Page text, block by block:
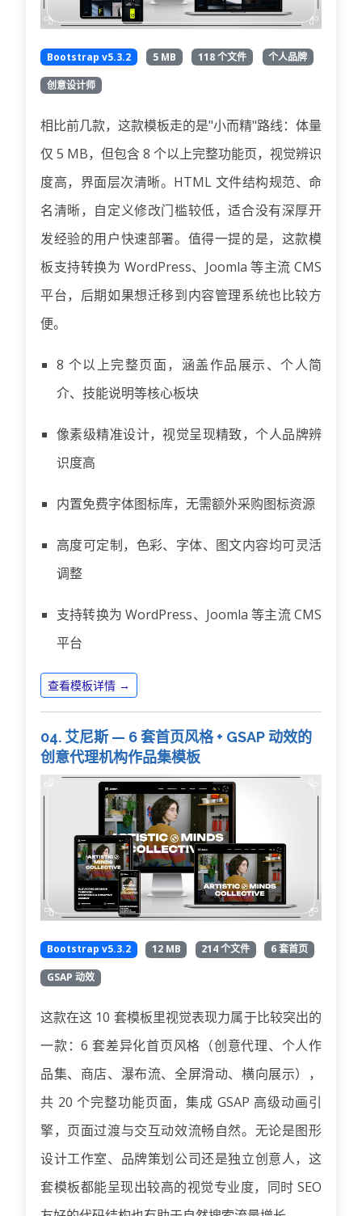
Bootstrap v5.3.2 5 MB 118 个文件 个人品牌
创意设计师
相比前几款，这款模板走的是"小而精"路线：体量
仅 5 MB，但包含 8 个以上完整功能页，视觉辨识
度高，界面层次清晰。HTML 文件结构规范、命
名清晰，自定义修改门槛较低，适合没有深厚开
发经验的用户快速部署。值得一提的是，这款模
板支持转换为 WordPress、Joomla 等主流 CMS
平台，后期如果想迁移到内容管理系统也比较方
便。
8 个以上完整页面，涵盖作品展示、个人简
介、技能说明等核心板块
像素级精准设计，视觉呈现精致，个人品牌辨
识度高
内置免费字体图标库，无需额外采购图标资源
高度可定制，色彩、字体、图文内容均可灵活
调整
支持转换为 WordPress、Joomla 等主流 CMS
平台
查看模板详情 →
04. 艾尼斯 — 6 套首页风格 + GSAP 动效的
创意代理机构作品集模板
Bootstrap v5.3.2 12 MB 214 个文件 6 套首页
GSAP 动效
这款在这 10 套模板里视觉表现力属于比较突出的
一款：6 套差异化首页风格（创意代理、个人作
品集、商店、瀑布流、全屏滑动、横向展示），
共 20 个完整功能页面，集成 GSAP 高级动画引
擎，页面过渡与交互动效流畅自然。无论是图形
设计工作室、品牌策划公司还是独立创意人，这
套模板都能呈现出较高的视觉专业度，同时 SEO